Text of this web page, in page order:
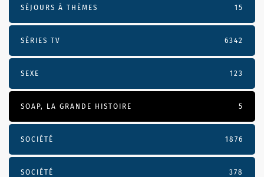
SÉJOURS À THÈMES 15
SÉRIES TV 6342
SEXE 123
SOAP, LA GRANDE HISTOIRE 5
SOCIÉTÉ 1876
SOCIÉTÉ 378